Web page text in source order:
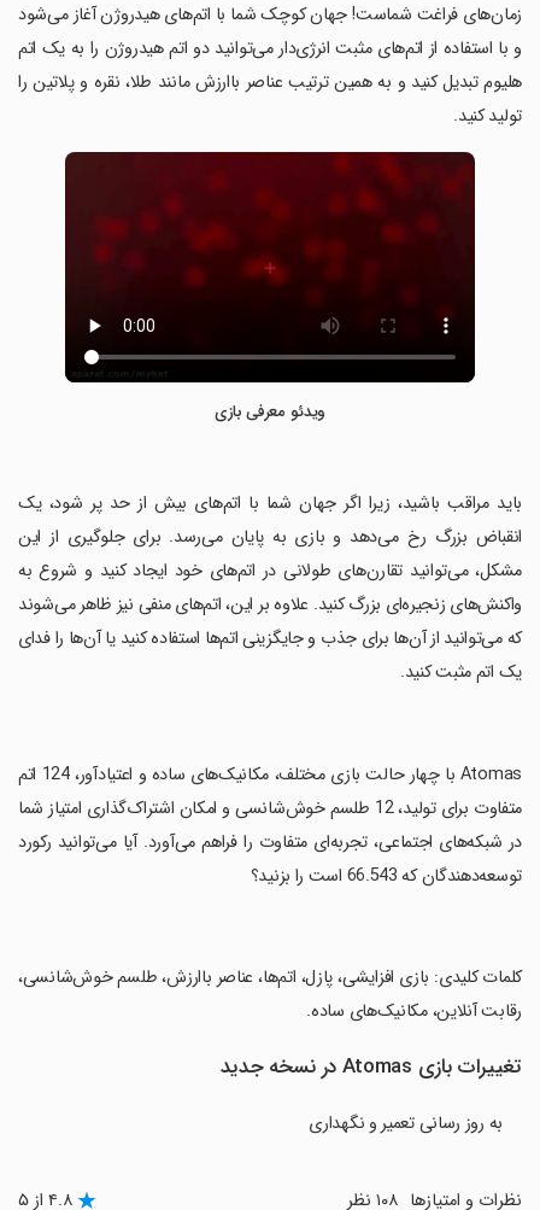
زمان‌های فراغت شماست! جهان کوچک شما با اتم‌های هیدروژن آغاز می‌شود
و با استفاده از اتم‌های مثبت انرژی‌دار می‌توانید دو اتم هیدروژن را به یک اتم
هلیوم تبدیل کنید و به همین ترتیب عناصر باارزش مانند طلا، نقره و پلاتین را
تولید کنید.
ویدئو معرفی بازی
‏باید مراقب باشید، زیرا اگر جهان شما با اتم‌های بیش از حد پر شود، یک
انقباض بزرگ رخ می‌دهد و بازی به پایان می‌رسد. برای جلوگیری از این
مشکل، می‌توانید تقارن‌های طولانی در اتم‌های خود ایجاد کنید و شروع به
واکنش‌های زنجیره‌ای بزرگ کنید. علاوه بر این، اتم‌های منفی نیز ظاهر می‌شوند
که می‌توانید از آن‌ها برای جذب و جایگزینی اتم‌ها استفاده کنید یا آن‌ها را فدای
یک اتم مثبت کنید.
‏Atomas با چهار حالت بازی مختلف، مکانیک‌های ساده و اعتیادآور، 124 اتم
متفاوت برای تولید، 12 طلسم خوش‌شانسی و امکان اشتراک‌گذاری امتیاز شما
در شبکه‌های اجتماعی، تجربه‌ای متفاوت را فراهم می‌آورد. آیا می‌توانید رکورد
توسعه‌دهندگان که 66.543 است را بزنید؟
‏کلمات کلیدی: بازی افزایشی، پازل، اتم‌ها، عناصر باارزش، طلسم خوش‌شانسی،
رقابت آنلاین، مکانیک‌های ساده.
تغییرات بازی Atomas در نسخه جدید
به روز رسانی تعمیر و نگهداری
نظرات و امتیازها ۴.۸ از ۵